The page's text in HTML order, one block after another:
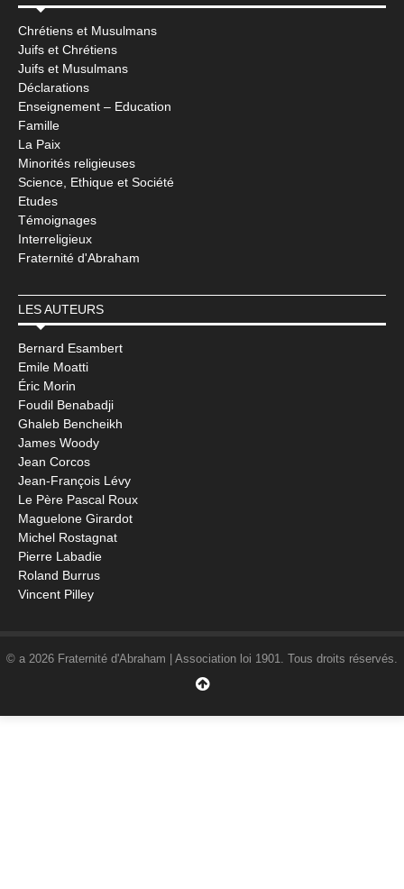
Chrétiens et Musulmans
Juifs et Chrétiens
Juifs et Musulmans
Déclarations
Enseignement – Education
Famille
La Paix
Minorités religieuses
Science, Ethique et Société
Etudes
Témoignages
Interreligieux
Fraternité d'Abraham
LES AUTEURS
Bernard Esambert
Emile Moatti
Éric Morin
Foudil Benabadji
Ghaleb Bencheikh
James Woody
Jean Corcos
Jean-François Lévy
Le Père Pascal Roux
Maguelone Girardot
Michel Rostagnat
Pierre Labadie
Roland Burrus
Vincent Pilley
© a 2026 Fraternité d'Abraham | Association loi 1901. Tous droits réservés.